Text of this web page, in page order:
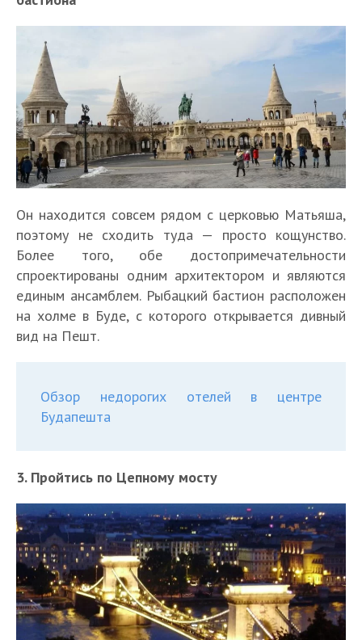
Он находится совсем рядом с церковью Матьяша,
поэтому не сходить туда — просто кощунство.
Более того, обе достопримечательности
спроектированы одним архитектором и являются
единым ансамблем. Рыбацкий бастион расположен
на холме в Буде, с которого открывается дивный
вид на Пешт.
Обзор недорогих отелей в центре
Будапешта
3. Пройтись по Цепному мосту